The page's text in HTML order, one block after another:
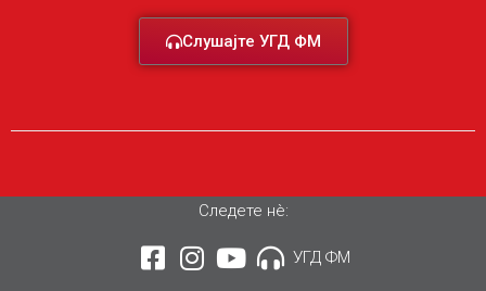
Слушајте УГД ФМ
Следете нè:
УГД ФМ